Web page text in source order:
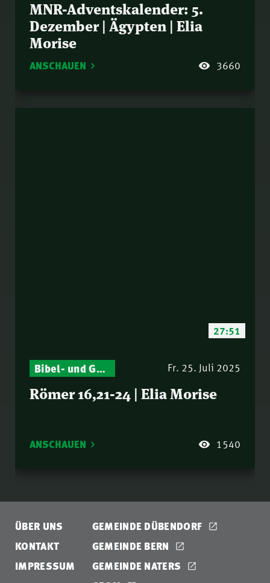
MNR-Adventskalender: 5.
Dezember | Ägypten | Elia
Morise
ANSCHAUEN 3660
27:51
Bibel- und Gebetsstunde – Jeden Donnerstag neu: Vers-für-Vers-Auslegungen Fr. 25. Juli 2025
Römer 16,21-24 | Elia Morise
ANSCHAUEN 1540
ÜBER UNS
KONTAKT
IMPRESSUM
GEMEINDE DÜBENDORF
GEMEINDE BERN
GEMEINDE NATERS